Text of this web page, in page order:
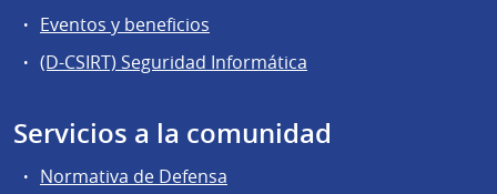
Eventos y beneficios
(D-CSIRT) Seguridad Informática
Servicios a la comunidad
Normativa de Defensa